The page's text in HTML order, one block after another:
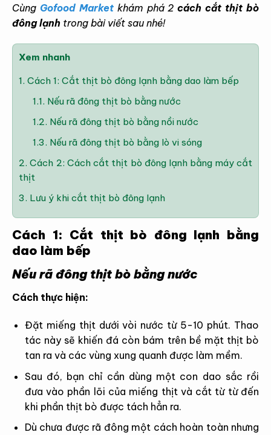
Cùng Gofood Marketkhám phá2cách cắt thịt bò
đông lạnh trong bài viết sau nhé!
Xem nhanh
1. Cách 1: Cắt thịt bò đông lạnh bằng dao làm bếp
1.1. Nếu rã đông thịt bò bằng nước
1.2. Nếu rã đông thịt bò bằng nồi nước
1.3. Nếu rã đông thịt bò bằng lò vi sóng
2. Cách 2: Cách cắt thịt bò đông lạnh bằng máy cắt
thịt
3. Lưu ý khi cắt thịt bò đông lạnh
Cách 1: Cắt thịt bò đông lạnh bằng
dao làm bếp
Nếu rã đông thịt bò bằng nước
Cách thực hiện:
Đặt miếng thịt dưới vòi nước từ 5-10 phút. Thao
tác này sẽ khiến đá còn bám trên bề mặt thịt bò
tan ra và các vùng xung quanh được làm mềm.
Sau đó, bạn chỉ cần dùng một con dao sắc rồi
đưa vào phần lõi của miếng thịt và cắt từ từ đến
khi phần thịt bò được tách hẳn ra.
Dù chưa được rã đông một cách hoàn toàn nhưng